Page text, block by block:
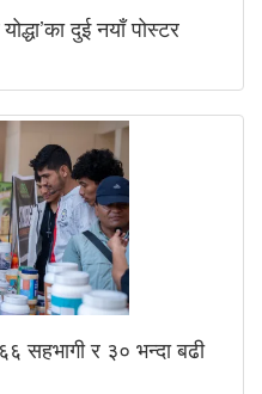
दुई नयाँ पोस्टर
र ३० भन्दा बढी